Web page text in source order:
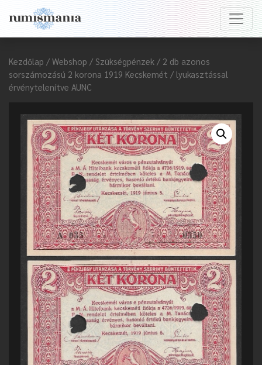
Kezdőlap / Webshop / Szükségpénzek / 2 db azonos
sorszámozású 2 korona 1919 Kecskemét / lyukasztással
érvénytelenítve AUNC